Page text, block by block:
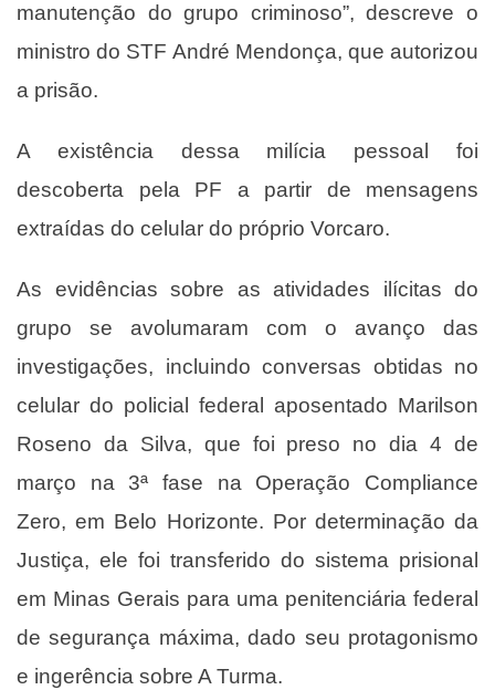
manutenção do grupo criminoso”, descreve o
ministro do STF André Mendonça, que autorizou
a prisão.
A existência dessa milícia pessoal foi
descoberta pela PF a partir de mensagens
extraídas do celular do próprio Vorcaro.
As evidências sobre as atividades ilícitas do
grupo se avolumaram com o avanço das
investigações, incluindo conversas obtidas no
celular do policial federal aposentado Marilson
Roseno da Silva, que foi preso no dia 4 de
março na 3ª fase na Operação Compliance
Zero, em Belo Horizonte. Por determinação da
Justiça, ele foi transferido do sistema prisional
em Minas Gerais para uma penitenciária federal
de segurança máxima, dado seu protagonismo
e ingerência sobre A Turma.